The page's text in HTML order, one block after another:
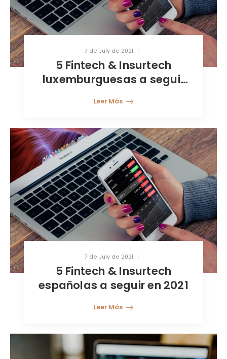
7 de July de 2021
5 Fintech & Insurtech
luxemburguesas a seguir
Leer Más
7 de July de 2021
5 Fintech & Insurtech
españolas a seguir en 2021
Leer Más